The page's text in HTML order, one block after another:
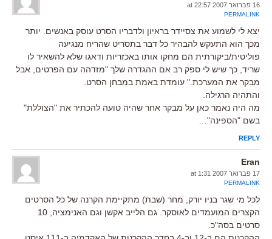
16 פברואר 2007 at 22:57
PERMALINK
יצא לי לשמוע את צסיידר בראיון ולדבריו הסרט עוסק באנשים. יותר
מכך הוא התעקש להבהיר כל דבר בתסריט שהריח מנגיעה
פוליטית/ביקורתית הם מחקו אותו באכזריות ודאגו שלא להשאיר לו
שריד, כך שיש לי ספק רב אם ההגדרה שלך "מזדהה עם הפרטים, אבל
מבקר את המערכת." עומדת באמת במבחן הסרט.
והתהיה הרגילה.
מה היה נאמר כאן על מבקר אחר שהיה טועה להכתיר את "הצוללת"
בשם "הספינה"…
REPLY
Eran
17 פברואר 2007 at 1:31
PERMALINK
לכל מי שגר בניו יורק, מחר (שבת) מתקיימת הקרנה של כל הסרטים
הקצרים המועמדים לאוסקר. גם הלייב אקשן וגם האנימציה, 10
סרטים בסה"כ.